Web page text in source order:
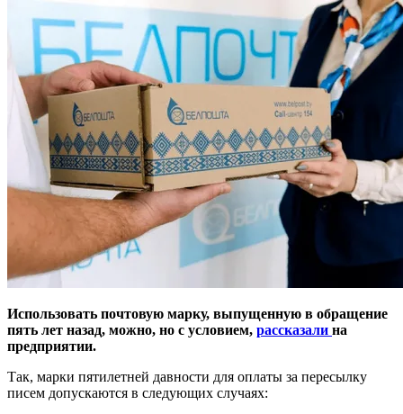
Использовать почтовую марку, выпущенную в обращение
пять лет назад, можно, но с условием, рассказали на
предприятии.
Так, марки пятилетней давности для оплаты за пересылку
писем допускаются в следующих случаях: